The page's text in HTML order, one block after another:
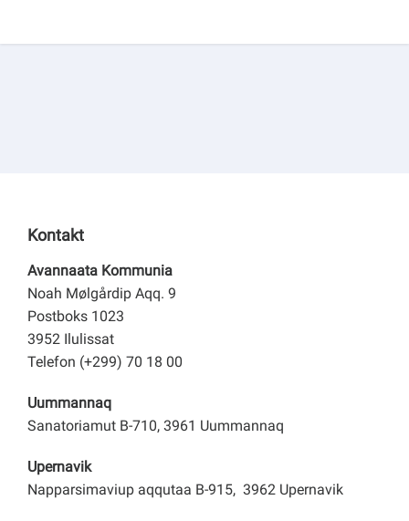
Kontakt
Avannaata Kommunia
Noah Mølgårdip Aqq. 9
Postboks 1023
3952 Ilulissat
Telefon (+299) 70 18 00
Uummannaq
Sanatoriamut B-710, 3961 Uummannaq
Upernavik
Napparsimaviup aqqutaa B-915, 3962 Upernavik